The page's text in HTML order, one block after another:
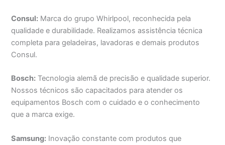
Consul: Marca do grupo Whirlpool, reconhecida pela
qualidade e durabilidade. Realizamos assistência técnica
completa para geladeiras, lavadoras e demais produtos
Consul.
Bosch: Tecnologia alemã de precisão e qualidade superior.
Nossos técnicos são capacitados para atender os
equipamentos Bosch com o cuidado e o conhecimento
que a marca exige.
Samsung: Inovação constante com produtos que